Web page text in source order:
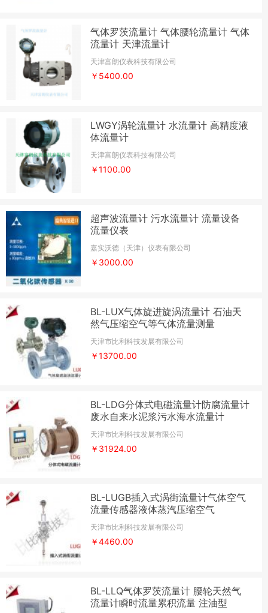
气体罗茨流量计 气体腰轮流量计 气体
流量计 天津流量计
天津富朗仪表科技有限公司
￥5400.00
LWGY涡轮流量计 水流量计 高精度液
体流量计
天津富朗仪表科技有限公司
￥1100.00
超声波流量计 污水流量计 流量设备
流量仪表
嘉实沃德（天津）仪表有限公司
￥3000.00
BL-LUX气体旋进旋涡流量计 石油天
然气压缩空气等气体流量测量
天津市比利科技发展有限公司
￥13700.00
BL-LDG分体式电磁流量计防腐流量计
废水自来水泥浆污水海水流量计
天津市比利科技发展有限公司
￥31924.00
BL-LUGB插入式涡街流量计气体空气
流量传感器液体蒸汽压缩空气
天津市比利科技发展有限公司
￥4460.00
BL-LLQ气体罗茨流量计 腰轮天然气
流量计瞬时流量累积流量 注油型